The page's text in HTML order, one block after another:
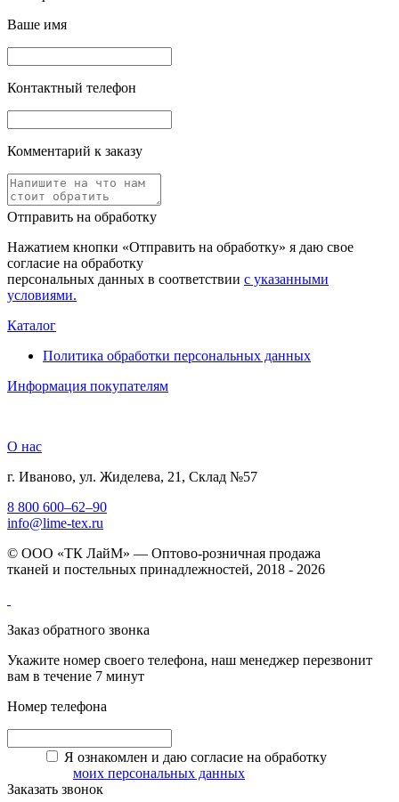
Ваше имя
Контактный телефон
Комментарий к заказу
Отправить на обработку
Нажатием кнопки «Отправить на обработку» я даю свое
согласие на обработку
персональных данных в соответствии с указанными
условиями.
Каталог
Политика обработки персональных данных
Информация покупателям
О нас
г. Иваново, ул. Жиделева, 21, Склад №57
8 800 600–62–90
info@lime-tex.ru
© ООО «ТК ЛайМ» — Оптово-розничная продажа
тканей и постельных принадлежностей, 2018 - 2026
Заказ обратного звонка
Укажите номер своего телефона, наш менеджер перезвонит
вам в течение 7 минут
Номер телефона
Я ознакомлен и даю согласие на обработку
моих персональных данных
Заказать звонок